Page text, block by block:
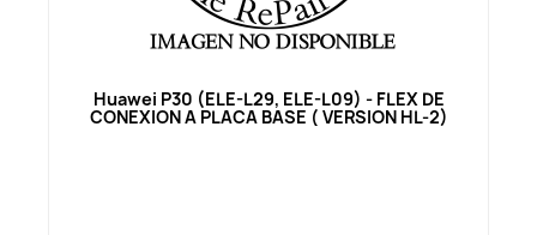
Vista rápida
Huawei P30 (ELE-L29, ELE-L09) - FLEX DE
CONEXION A PLACA BASE ( VERSION HL-2)